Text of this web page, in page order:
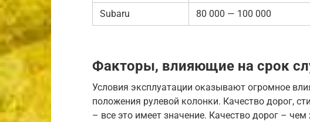
Subaru 80 000 — 100 000
Факторы, влияющие на срок
Условия эксплуатации оказывают огромное
положения рулевой колонки. Качество дорог,
– все это имеет значение. Качество дорог –